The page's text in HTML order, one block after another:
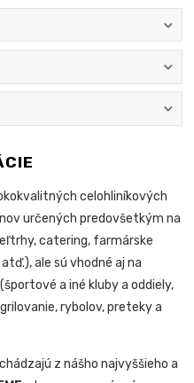
celohliníkových
určených predovšetkým na
catering, farmárske
ale sú vhodné aj na
(športové a iné kluby a oddiely,
rybolov, preteky a
z nášho najvyššieho a